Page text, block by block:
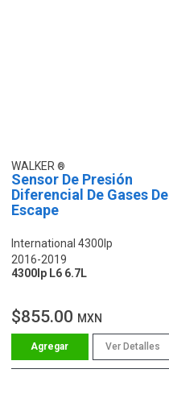
WALKER
Sensor De Presión
Diferencial De Gases De
Escape
International 4300lp
2016-2019
4300lp L6 6.7L
$855.00 MXN
Ver Detalles